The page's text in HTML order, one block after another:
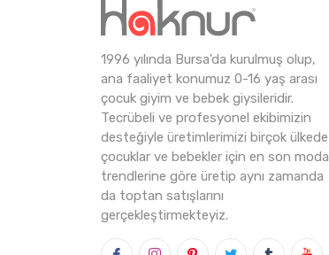
4 ADET
1996 yılında Bursa'da kurulmuş olup,
ana faaliyet konumuz 0-16 yaş arası
çocuk giyim ve bebek giysileridir.
Tecrübeli ve profesyonel ekibimizin
desteğiyle üretimlerimizi birçok ülkede
çocuklar ve bebekler için en son moda
trendlerine göre üretip aynı zamanda
da toptan satışlarını
gerçekleştirmekteyiz.